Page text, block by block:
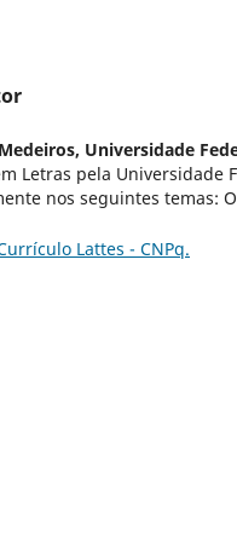
Universidade
Letras pela Universidade
nos seguintes temas:
Lattes - CNPq.